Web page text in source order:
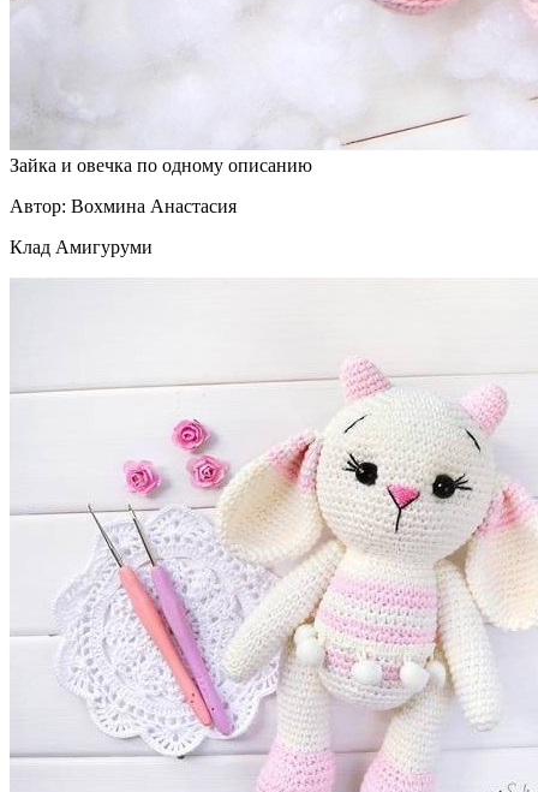
Зайка и овечка по одному описанию
Автор: Вохмина Анастасия
Клад Амигуруми